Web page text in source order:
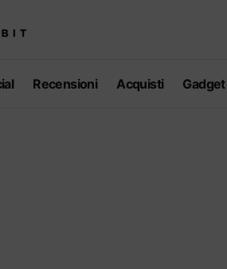
Recensioni Acquisti Gadget